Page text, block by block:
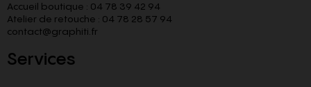
Accueil boutique : 04 78 39 42 94
Atelier de retouche : 04 78 28 57 94
contact@graphiti.fr
Services